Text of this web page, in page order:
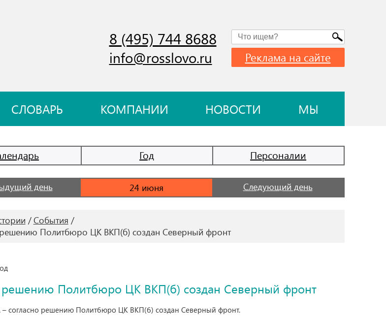
8 (495) 744 8688
info@rosslovo.ru Реклама на сайте
СЛОВАРЬ КОМПАНИИ НОВОСТИ МЫ
Год Персоналии
день Следующий день
События
Политбюро ЦК ВКП(б) создан Северный фронт
решению Политбюро ЦК ВКП(б) создан Северный фронт
– согласно решению Политбюро ЦК ВКП(б) создан Северный фронт.